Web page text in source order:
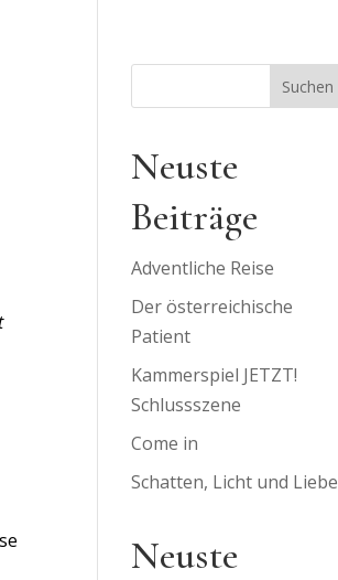
Suchen
Neuste
Beiträge
Adventliche Reise
Der österreichische
Patient
Kammerspiel JETZT!
Schlussszene
Come in
Schatten, Licht und Liebe
Neuste